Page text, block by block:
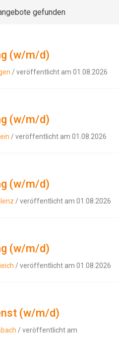
gefunden
(w/m/d)
/ veröffentlicht am 01.08.2026
(w/m/d)
/ veröffentlicht am 01.08.2026
(w/m/d)
/ veröffentlicht am 01.08.2026
(w/m/d)
/ veröffentlicht am 01.08.2026
(w/m/d)
/ veröffentlicht am